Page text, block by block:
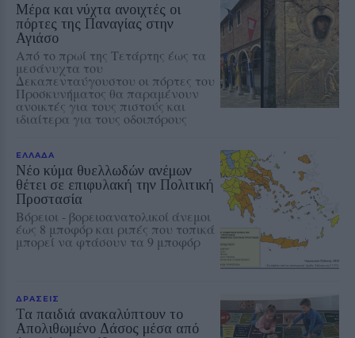
Μέρα και νύχτα ανοιχτές οι
πόρτες της Παναγίας στην
Αγιάσο
Από το πρωί της Τετάρτης έως τα
μεσάνυχτα του
Δεκαπενταύγουστου οι πόρτες του
Προσκυνήματος θα παραμένουν
ανοικτές για τους πιστούς και
ιδιαίτερα για τους οδοιπόρους
ΕΛΛΑΔΑ
Νέο κύμα θυελλωδών ανέμων
θέτει σε επιφυλακή την Πολιτική
Προστασία
Βόρειοι - βορειοανατολικοί άνεμοι
έως 8 μποφόρ και ριπές που τοπικά
μπορεί να φτάσουν τα 9 μποφόρ
ΔΡΑΣΕΙΣ
Τα παιδιά ανακαλύπτουν το
Απολιθωμένο Δάσος μέσα από